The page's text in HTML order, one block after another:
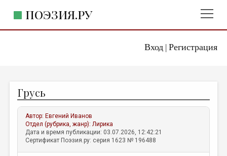
Вход| Регистрация
ПОЭЗИЯ.РУ
ЖАНРЫ
АВТОРЫ
КОММЕНТАРИИ
ЛИТСАЛОН
Грусь
Автор: Евгений Иванов
Отдел (рубрика, жанр):Лирика
Дата и время публикации: 03.07.2026, 12:42:21
Сертификат Поэзия.ру: серия 1623 № 196488